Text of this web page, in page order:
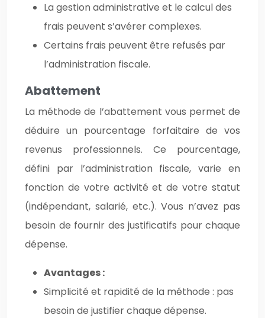
La gestion administrative et le calcul des
frais peuvent s’avérer complexes.
Certains frais peuvent être refusés par
l’administration fiscale.
Abattement
La méthode de l’abattement vous permet de
déduire un pourcentage forfaitaire de vos
revenus professionnels. Ce pourcentage,
défini par l’administration fiscale, varie en
fonction de votre activité et de votre statut
(indépendant, salarié, etc.). Vous n’avez pas
besoin de fournir des justificatifs pour chaque
dépense.
Avantages :
Simplicité et rapidité de la méthode : pas
besoin de justifier chaque dépense.